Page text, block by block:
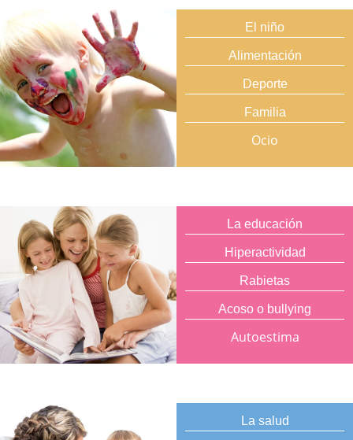
El niño
Alimentación
Deporte
Familia
Ocio
La educación
Hiperactividad
Rabietas
Acoso o bullying
Autoestima
La salud